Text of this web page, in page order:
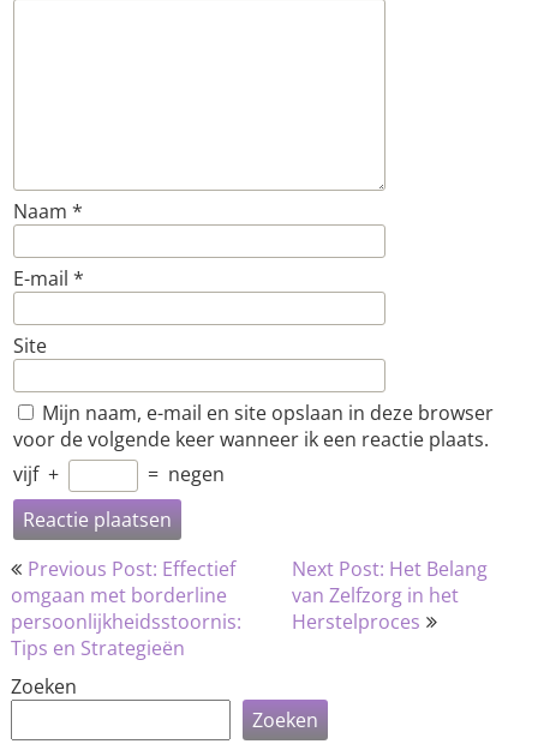
Naam *
E-mail *
Site
Mijn naam, e-mail en site opslaan in deze browser
voor de volgende keer wanneer ik een reactie plaats.
vijf + = negen
Bericht
navigatie
Previous Post: Effectief
omgaan met borderline
persoonlijkheidsstoornis:
Tips en Strategieën
Next Post: Het Belang
van Zelfzorg in het
Herstelproces
Zoeken
Zoeken